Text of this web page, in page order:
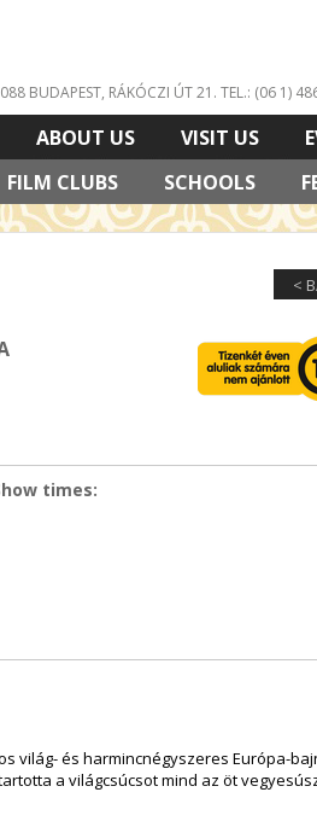
BUDAPEST, RÁKÓCZI ÚT 21. TEL.: (06 1)
FILM CLUBS SCHOOLS
ABOUT US VISIT US
<
times:
világ- és harmincnégyszeres Európa-
a világcsúcsot mind az öt